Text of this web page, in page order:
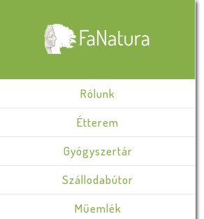
Rólunk
Étterem
Gyógyszertár
Szállodabútor
Műemlék